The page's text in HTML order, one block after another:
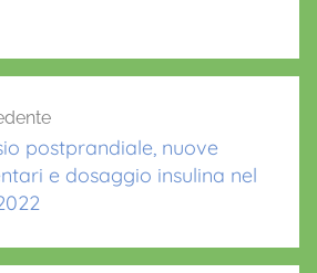
A
p
st
postprandiale, nuove
e dosaggio insulina nel